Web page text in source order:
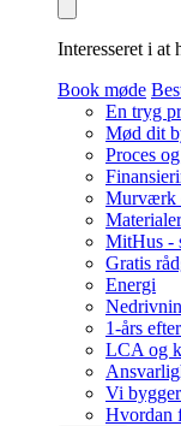
Interesseret i at
Book møde
En tryg
Mød dit
Proces
Murværk
MitHus -
Gratis
Energi
1-års
LCA og
Vi
Hvordan